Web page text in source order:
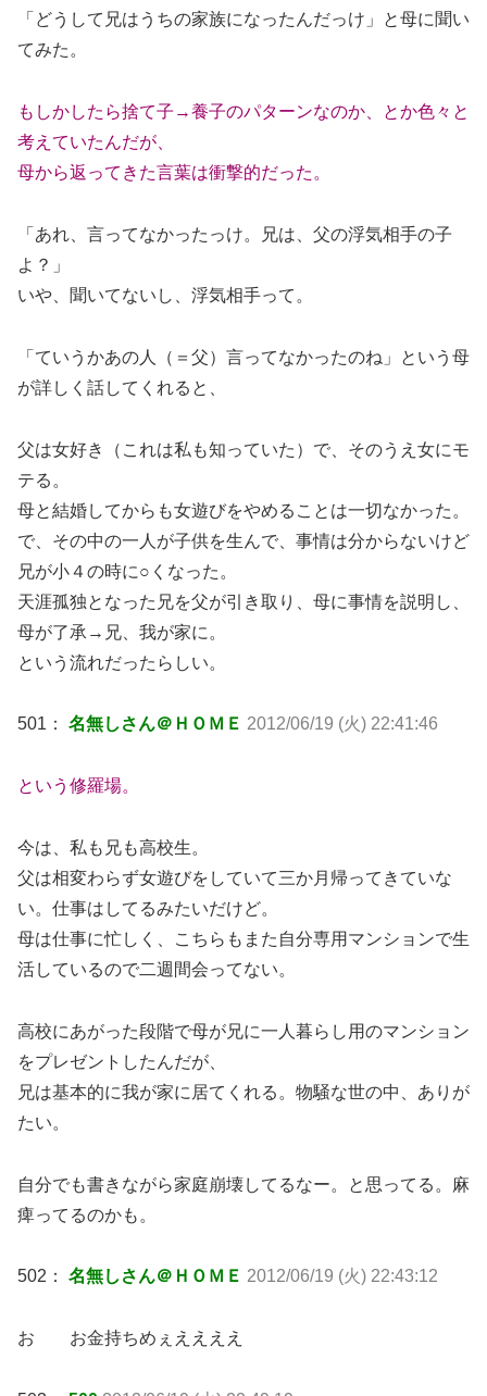
「どうして兄はうちの家族になったんだっけ」と母に聞い
てみた。
もしかしたら捨て子→養子のパターンなのか、とか色々と
考えていたんだが、
母から返ってきた言葉は衝撃的だった。
「あれ、言ってなかったっけ。兄は、父の浮気相手の子
よ？」
いや、聞いてないし、浮気相手って。
「ていうかあの人（＝父）言ってなかったのね」という母
が詳しく話してくれると、
父は女好き（これは私も知っていた）で、そのうえ女にモ
テる。
母と結婚してからも女遊びをやめることは一切なかった。
で、その中の一人が子供を生んで、事情は分からないけど
兄が小４の時に○くなった。
天涯孤独となった兄を父が引き取り、母に事情を説明し、
母が了承→兄、我が家に。
という流れだったらしい。
501： 名無しさん＠ＨＯＭＥ 2012/06/19 (火) 22:41:46
という修羅場。
今は、私も兄も高校生。
父は相変わらず女遊びをしていて三か月帰ってきていな
い。仕事はしてるみたいだけど。
母は仕事に忙しく、こちらもまた自分専用マンションで生
活しているので二週間会ってない。
高校にあがった段階で母が兄に一人暮らし用のマンション
をプレゼントしたんだが、
兄は基本的に我が家に居てくれる。物騒な世の中、ありが
たい。
自分でも書きながら家庭崩壊してるなー。と思ってる。麻
痺ってるのかも。
502： 名無しさん＠ＨＯＭＥ 2012/06/19 (火) 22:43:12
お お金持ちめぇええええ